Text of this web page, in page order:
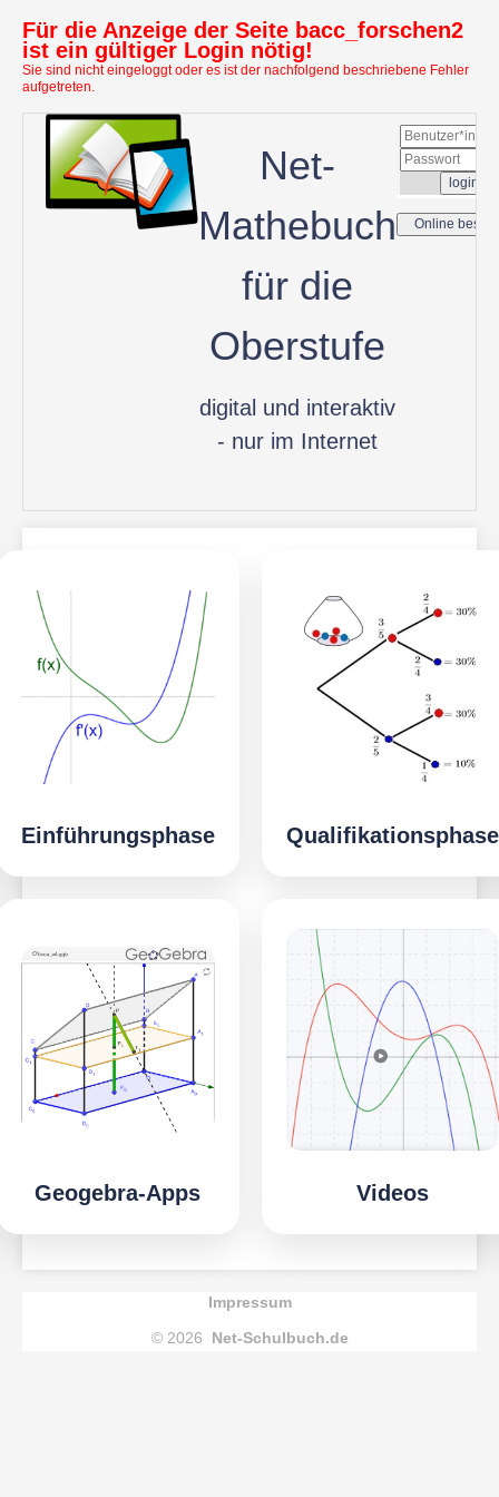
Für die Anzeige der Seite bacc_forschen2
ist ein gültiger Login nötig!
Sie sind nicht eingeloggt oder es ist der nachfolgend beschriebene Fehler
aufgetreten.
Net-
Mathebuch
für die
Oberstufe
digital und interaktiv
- nur im Internet
Einführungsphase Qualifikationsphase
Geogebra-Apps Videos
Impressum
© 2026
Net-Schulbuch.de